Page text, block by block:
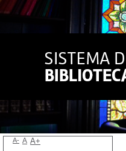
A- A A+